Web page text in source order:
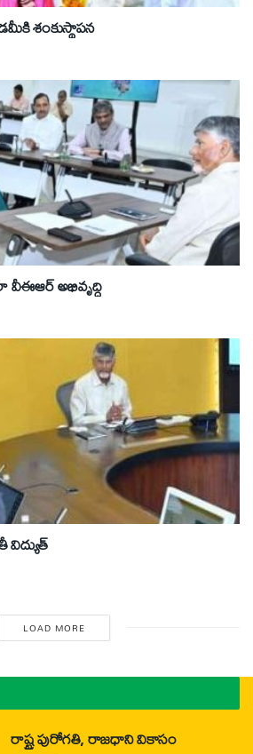
శంకుస్థాపన
వీఈఆర్ అభివృద్ధి
LOAD MORE
రాష్ట్ర పురోగతి, రాజధాని వికాసం